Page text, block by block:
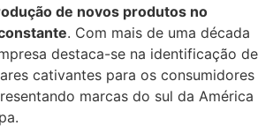
de novos produtos no
. Com mais de uma década
destaca-se na identificação de
cativantes para os consumidores
marcas do sul da América